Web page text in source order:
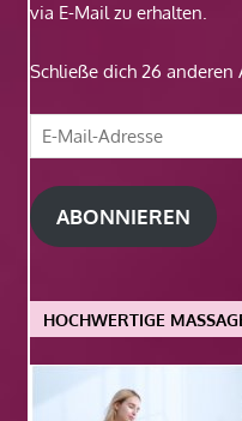
via E-Mail zu erhalten.
Schließe dich 26
E-
Mail-
Adresse
ABONNIEREN
HOCHWERTIGE